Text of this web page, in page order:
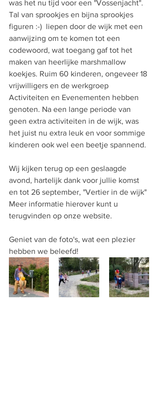
was het nu tijd voor een "Vossenjacht".
Tal van sprookjes en bijna sprookjes
figuren :-)  liepen door de wijk met een
aanwijzing om te komen tot een
codewoord, wat toegang gaf tot het
maken van heerlijke marshmallow
koekjes. Ruim 60 kinderen, ongeveer 18
vrijwilligers en de werkgroep
Activiteiten en Evenementen hebben
genoten. Na een lange periode van
geen extra activiteiten in de wijk, was
het juist nu extra leuk en voor sommige
kinderen ook wel een beetje spannend.
Wij kijken terug op een geslaagde
avond, hartelijk dank voor jullie komst
en tot 26 september, "Vertier in de wijk"
Meer informatie hierover kunt u
terugvinden op onze website.
Geniet van de foto's, wat een plezier
hebben we beleefd!